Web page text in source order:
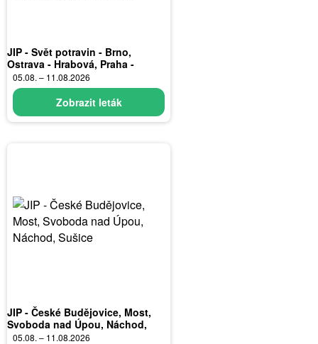
JIP - Svět potravin - Brno,
Ostrava - Hrabová, Praha -
Bořanovice, Jilemnice, Karlovy
Vary, Olomouc, Pardubice, Zlín,
Polička
05.08. – 11.08.2026
Zobrazit leták
JIP - České Budějovice, Most,
Svoboda nad Úpou, Náchod,
Sušice
05.08. – 11.08.2026